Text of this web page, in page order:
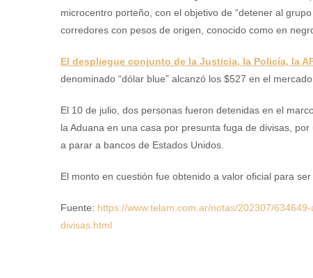
microcentro porteño, con el objetivo de “detener al
corredores con pesos de origen, conocido como en
El despliegue conjunto de la Justicia, la Policía, la
denominado “dólar blue” alcanzó los $527 en el
El 10 de julio, dos personas fueron detenidas en el
la Aduana en una casa por presunta fuga de divisas,
a parar a bancos de Estados Unidos.
El monto en cuestión fue obtenido a valor oficial para
Fuente: https://www.telam.com.ar/notas/202307/
divisas.html